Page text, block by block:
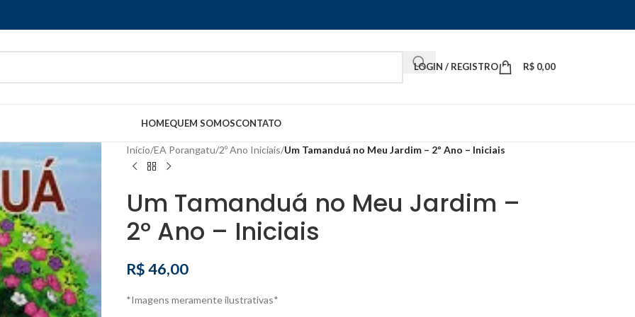
LOGIN / REGISTRO R$ 0,00
HOMEQUEM SOMOSCONTATO
Início/EA Porangatu/2º Ano Iniciais/Um Tamanduá no Meu Jardim – 2º Ano – Iniciais
Um Tamanduá no Meu Jardim –
2º Ano – Iniciais
R$46,00
*Imagens meramente ilustrativas*